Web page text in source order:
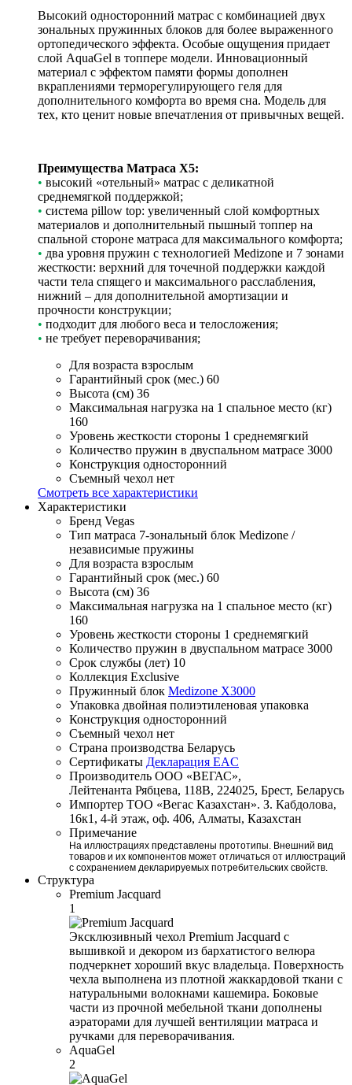
Высокий односторонний матрас с комбинацией двух
зональных пружинных блоков для более выраженного
ортопедического эффекта. Особые ощущения придает
слой AquaGel в топпере модели. Инновационный
материал с эффектом памяти формы дополнен
вкраплениями терморегулирующего геля для
дополнительного комфорта во время сна. Модель для
тех, кто ценит новые впечатления от привычных вещей.
Преимущества Матраса X5:
• высокий «отельный» матрас с деликатной
среднемягкой поддержкой;
• система pillow top: увеличенный слой комфортных
материалов и дополнительный пышный топпер на
спальной стороне матраса для максимального комфорта;
• два уровня пружин с технологией Medizone и 7 зонами
жесткости: верхний для точечной поддержки каждой
части тела спящего и максимального расслабления,
нижний – для дополнительной амортизации и
прочности конструкции;
• подходит для любого веса и телосложения;
• не требует переворачивания;
Для возраста взрослым
Гарантийный срок (мес.) 60
Высота (см) 36
Максимальная нагрузка на 1 спальное место (кг)
160
Уровень жесткости стороны 1 среднемягкий
Количество пружин в двуспальном матрасе 3000
Конструкция односторонний
Съемный чехол нет
Смотреть все характеристики
Характеристики
Бренд Vegas
Тип матраса 7-зональный блок Medizone /
независимые пружины
Для возраста взрослым
Гарантийный срок (мес.) 60
Высота (см) 36
Максимальная нагрузка на 1 спальное место (кг)
160
Уровень жесткости стороны 1 среднемягкий
Количество пружин в двуспальном матрасе 3000
Срок службы (лет) 10
Коллекция Exclusive
Пружинный блок Medizone X3000
Упаковка двойная полиэтиленовая упаковка
Конструкция односторонний
Съемный чехол нет
Страна производства Беларусь
Сертификаты Декларация EAC
Производитель ООО «ВЕГАС»,
Лейтенанта Рябцева, 118В, 224025, Брест, Беларусь
Импортер ТОО «Вегас Казахстан». З. Кабдолова,
16к1, 4-й этаж, оф. 406, Алматы, Казахстан
Примечание
На иллюстрациях представлены прототипы. Внешний вид
товаров и их компонентов может отличаться от иллюстраций
с сохранением декларируемых потребительских свойств.
Структура
Premium Jacquard
1
Эксклюзивный чехол Premium Jacquard с
вышивкой и декором из бархатистого велюра
подчеркнет хороший вкус владельца. Поверхность
чехла выполнена из плотной жаккардовой ткани с
натуральными волокнами кашемира. Боковые
части из прочной мебельной ткани дополнены
аэраторами для лучшей вентиляции матраса и
ручками для переворачивания.
AquaGel
2